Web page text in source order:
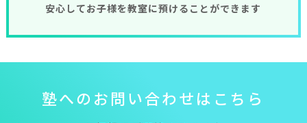
安心してお子様を教室に預けることができます
塾への お問い合わせは こ ち ら